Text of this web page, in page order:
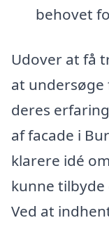
behovet
Udover at få
at undersøge
deres
af facade i
klarere idé
kunne tilbyde
Ved at